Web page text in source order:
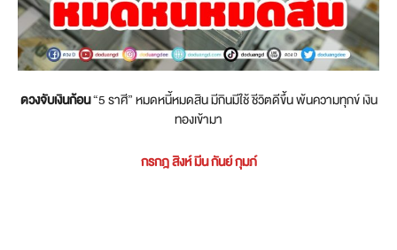
ดวงจับเงินก้อน“5 ราศี” หมดหนี้หมดสิน มีกินมีใช้ ชีวิตดีขึ้น พ้นความทุกข์ เงิน
ทองเข้ามา
กรกฎ สิงห์ มีน กันย์ กุมภ์